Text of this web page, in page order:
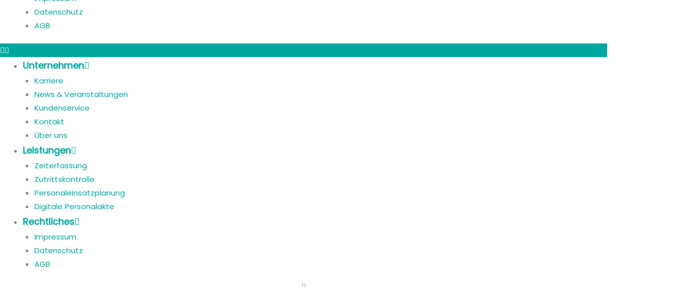
Datenschutz
AGB
Unternehmen
Karriere
News & Veranstaltungen
Kundenservice
Kontakt
Über uns
Leistungen
Zeiterfassung
Zutrittskontrolle
Personaleinsatzplanung
Digitale Personalakte
Rechtliches
Impressum
Datenschutz
AGB